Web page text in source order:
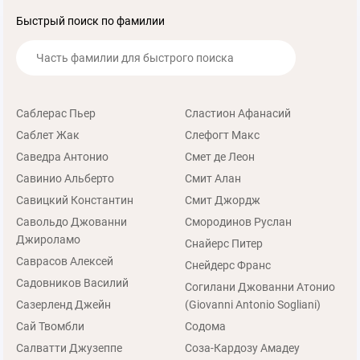
Быстрый поиск по фамилии
Саблерас Пьер
Саблет Жак
Саведра Антонио
Савинио Альберто
Савицкий Константин
Савольдо Джованни
Джироламо
Саврасов Алексей
Садовников Василий
Сазерленд Джейн
Сай Твомбли
Салватти Джузеппе
Сластион Афанасий
Слефогт Макс
Смет де Леон
Смит Алан
Смит Джордж
Смородинов Руслан
Снайерс Питер
Снейдерс Франс
Согилани Джованни Атонио
(Giovanni Antonio Sogliani)
Содома
Соза-Кардозу Амадеу